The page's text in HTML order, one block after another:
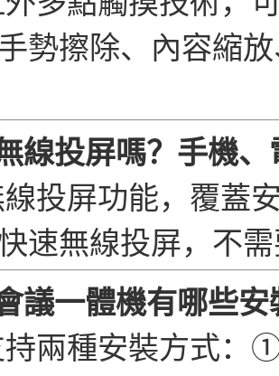
勢擦除、內容縮
線投屏嗎？手機
投屏功能，覆蓋
速無線投屏，不
議一體機有哪些
兩種安裝方式：